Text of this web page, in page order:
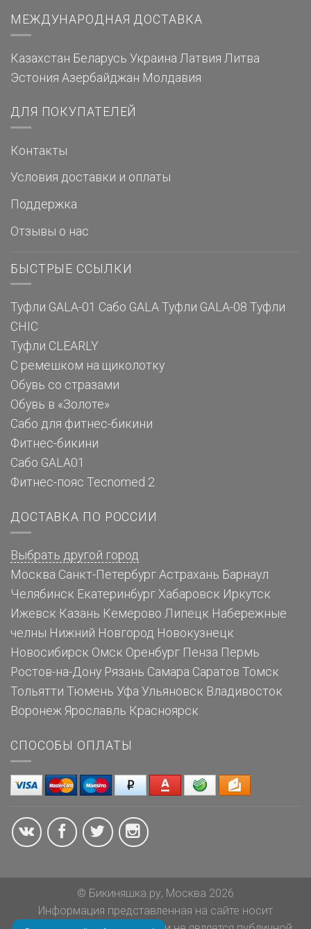
МЕЖДУНАРОДНАЯ ДОСТАВКА
Казахстан Беларусь Украина Латвия Литва
Эстония Азербайджан Молдавия
ДЛЯ ПОКУПАТЕЛЕЙ
Контакты
Условия доставки и оплаты
Поддержка
Отзывы о нас
БЫСТРЫЕ ССЫЛКИ
Туфли GALA-01 Сабо GALA Туфли GALA-08 Туфли
CHIC
Туфли CLEARLY
С ремешком на щиколотку
Обувь со стразами
Обувь в «Золоте»
Сабо для фитнес-бикини
Фитнес-бикини
Сабо GALA01
Фитнес-пояс Tecnomed 2
ДОСТАВКА ПО РОССИИ
Выбрать другой город
Москва Санкт-Петербург Астрахань Барнаул
Челябинск Екатеринбург Хабаровск Иркутск
Ижевск Казань Кемерово Липецк Набережные
челны Нижний Новгород Новокузнецк
Новосибирск Омск Оренбург Пенза Пермь
Ростов-на-Дону Рязань Самара Саратов Томск
Тольятти Тюмень Уфа Ульяновск Владивосток
Воронеж Ярославль Красноярск
СПОСОБЫ ОПЛАТЫ
© Бикиняшка.ру, Москва 2026
Информация представленная на сайте носит